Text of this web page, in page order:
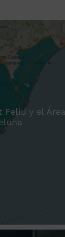
Feliu y el Área